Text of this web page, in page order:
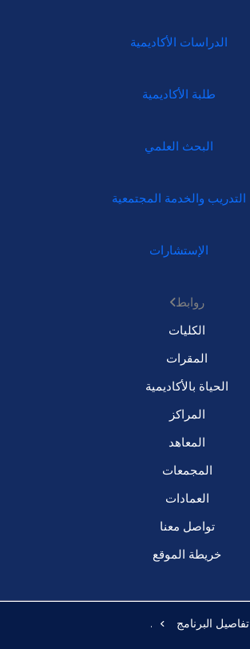
الدراسات الأكاديمية
طلبة الأكاديمية
البحث العلمي
التدريب والخدمة المجتمعية
الإستشارات
روابط
الكليات
المقرات
الحياة بالأكاديمية
المراكز
المعاهد
المجمعات
العمادات
تواصل معنا
خريطة الموقع
تفاصيل البرنامج .